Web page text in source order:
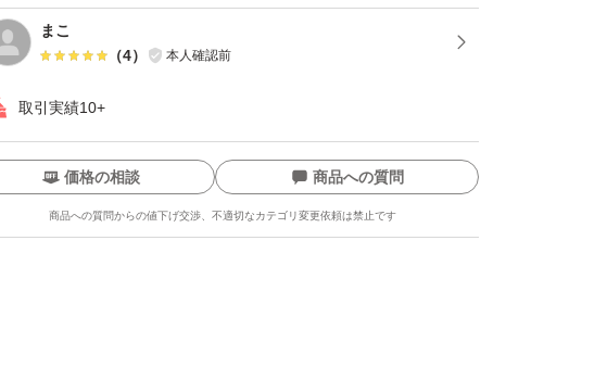
まこ
（4） 本人確認前
取引実績10+
価格の相談 商品への質問
商品への質問からの値下げ交渉、不適切なカテゴリ変更依頼は禁止です